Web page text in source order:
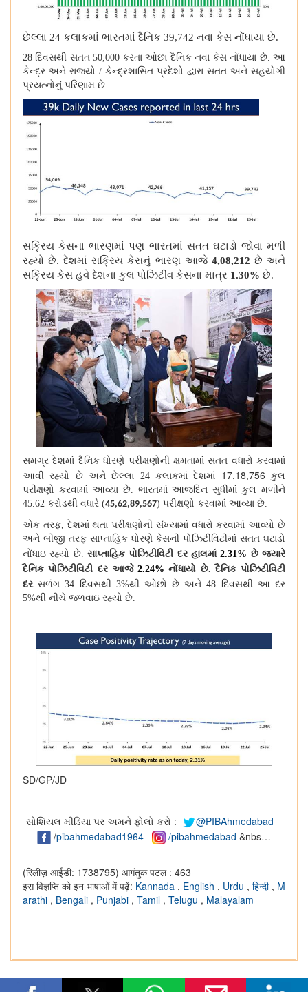
છેલ્લા 24 કલાકમાં ભારતમાં દૈનિક 39,742 નવા કેસ નોંધાયા છે.
28 દિવસથી સતત50,000કરતા ઓછા દૈનિક નવા કેસ નોંધાયા છે. આ
કેન્દ્ર અને રાજ્યો / કેન્દ્રશાસિત પ્રદેશો દ્વારા સતત અને સહયોગી
પ્રયત્નોનું પરિણામ છે.
સક્રિય કેસના ભારણમાં પણ ભારતમાં સતત ઘટાડો જોવા મળી
રહ્યો છે. દેશમાં સક્રિય કેસનું ભારણ આજે 4,08,212 છે અને
સક્રિય કેસ હવે દેશના કુલ પોઝિટીવ કેસના માત્ર 1.30% છે.
સમગ્ર દેશમાં દૈનિક ધોરણે પરીક્ષણોની ક્ષમતામાં સતત વધારો કરવામાં
આવી રહ્યો છે અને છેલ્લા 24કલાકમાં દેશમાં 17,18,756
કુલ
પરીક્ષણો કરવામાં આવ્યા છે. ભારતમાં આજદિન સુધીમાં કુલ મળીને
45.62 કરોડથી વધારે (45,62,89,567) પરીક્ષણો કરવામાં આવ્યા છે.
એક તરફ, દેશમાં થતા પરીક્ષણોની સંખ્યામાં વધારો કરવામાં આવ્યો છે
અને બીજી તરફ સાપ્તાહિક ધોરણે કેસની પોઝિટીવિટીમાં સતત ઘટાડો
નોંધાઇ રહ્યો છે.
સાપ્તાહિક પોઝિટીવિટી દર હાલમાં 2.31% છે જ્યારે
દૈનિક પોઝિટીવિટી દર આજે 2.24%નોંધાયો છે. દૈનિક પોઝિટીવિટી
દર સળંગ 34 દિવસથી 3%થી ઓછો છે અને48 દિવસથી આ દર
5%થી નીચે જળવાઇ રહ્યો છે.
SD/GP/JD
સોશિયલ મીડિયા પર અમને ફોલો કરો :
@PIBAhmedabad
/pibahmedabad1964 /pibahmedabad &nbs…
(रिलीज़ आईडी: 1738795) आगंतुक पटल : 463
इस विज्ञप्ति को इन भाषाओं में पढ़ें: Kannada , English , Urdu , हिन्दी , M
arathi , Bengali , Punjabi , Tamil , Telugu , Malayalam